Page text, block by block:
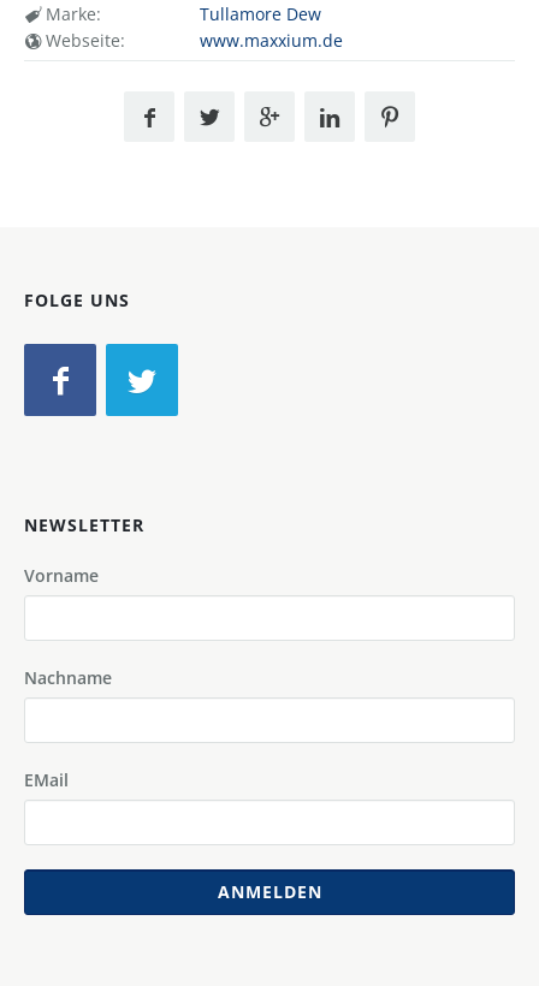
Marke:
Tullamore Dew
Webseite:
www.maxxium.de
FOLGE UNS
NEWSLETTER
Vorname
Nachname
EMail
ANMELDEN